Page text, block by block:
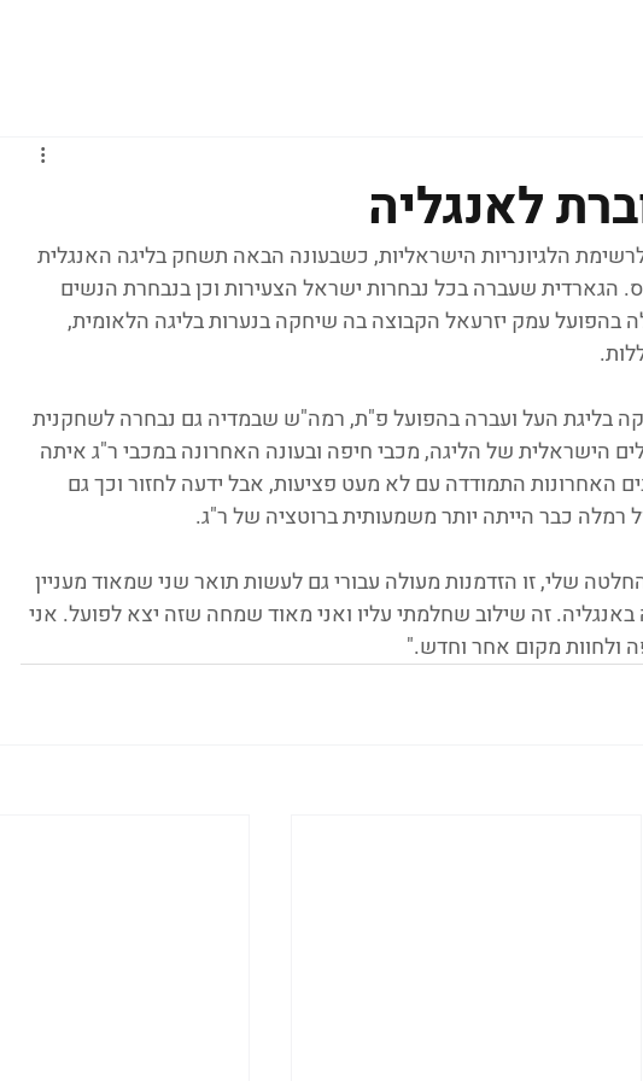
לאנגליה
מצטרפת לרשימת הלגיונריות הישראליות, כשבעונה הבאה תשחק בליגה האנגלית
הגארדית שעברה בכל נבחרות ישראל הצעירות וכן בנבחרת הנשים
בהפועל עמק יזרעאל הקבוצה בה שיחקה בנערות בליגה הלאומית,
בליגת העל ועברה בהפועל פ"ת, רמה"ש שבמדיה גם נבחרה לשחקנית
הישראלית של הליגה, מכבי חיפה ובעונה האחרונה במכבי ר"ג איתה
האחרונות התמודדה עם לא מעט פציעות, אבל ידעה לחזור וכך גם
כבר הייתה יותר משמעותית ברוטציה של ר"ג.
שלי, זו הזדמנות מעולה עבורי גם לעשות תואר שני שמאוד מעניין
זה שילוב שחלמתי עליו ואני מאוד שמחה שזה יצא לפועל. אני
ולחוות מקום אחר וחדש."